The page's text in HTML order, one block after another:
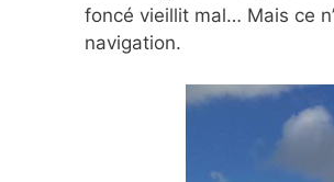
foncé vieillit mal… Mais ce
navigation.